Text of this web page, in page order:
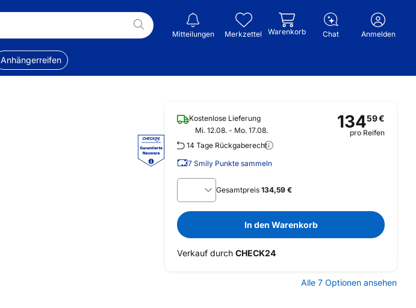
Mitteilungen Merkzettel Warenkorb Chat Anmelden
Anhängerreifen
Kostenlose Lieferung
Mi. 12.08. - Mo. 17.08.
14 Tage Rückgaberecht
7 Smily Punkte sammeln
13459€
pro Reifen
Gesamtpreis 134,59 €
In den Warenkorb
Verkauf durch CHECK24
Alle 7 Optionen ansehen